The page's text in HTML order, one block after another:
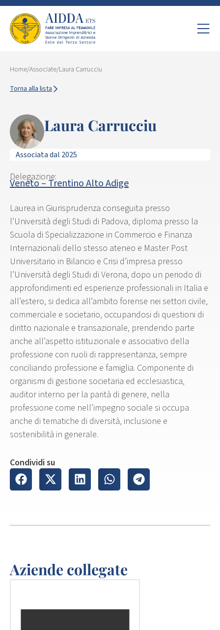
Home/Associate/Laura Carrucciu
Torna alla lista
Laura Carrucciu
Associata dal 2025
Delegazione:
Veneto – Trentino Alto Adige
Laurea in Giurisprudenza conseguita presso
l’Università degli Studi di Padova, diploma presso la
Scuola di Specializzazione in Commercio e Finanza
Internazionali dello stesso ateneo e Master Post
Universitario in Bilancio e Crisi d’impresa presso
l’Università degli Studi di Verona, dopo un periodo di
approfondimenti ed esperienze professionali in Italia e
all’estero, si dedica all’ambito forense nei settori civile,
commerciale e societario, occupandosi di questioni di
diritto nazionale e transazionale, prendendo parte
anche all’aspetto istituzionale e associativo della
professione con ruoli di rappresentanza, sempre
conciliando professione e famiglia. Componente di
organismi di gestione societaria ed ecclesiastica,
auditor interno per la parità di genere, nella
professione come nell’impegno sociale si occupa
anche di tematiche di diversità, inclusione e
sostenibilità in generale.
Condividi su
Aziende collegate